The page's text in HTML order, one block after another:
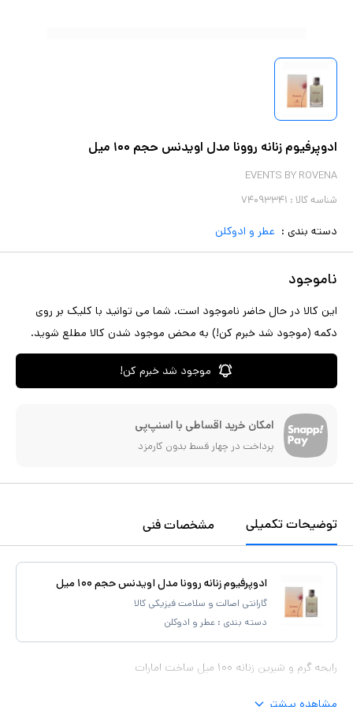
ادوپرفیوم زنانه روونا مدل اویدنس حجم ۱۰۰ میل
EVENTS BY ROVENA
شناسه کالا : ۷۴۰۹۳۳۴۱
دسته بندی : عطر و ادوکلن
ناموجود
این کالا در حال حاضر ناموجود است. شما می توانید با کلیک بر روی
دکمه (موجود شد خبرم کن!) به محض موجود شدن کالا مطلع شوید.
موجود شد خبرم کن!
امکان خرید اقساطی با اسنپ‌پی
پرداخت در چهار قسط بدون کارمزد
توضیحات تکمیلی مشخصات فنی
ادوپرفیوم زنانه روونا مدل اویدنس حجم ۱۰۰ میل
گارانتی اصالت و سلامت فیزیکی کالا
دسته بندی : عطر و ادوکلن
رایحه گرم و شیرین زنانه ۱۰۰ میل ساخت امارات
مشاهده بیشتر